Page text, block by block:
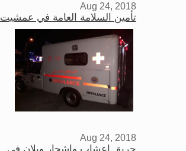
Aug 24, 2018
تأمين السلامة العامة في عمشيت
Aug 24, 2018